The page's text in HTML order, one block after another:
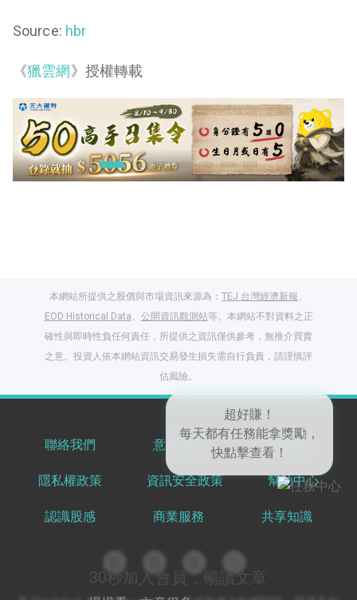
Source: hbr
《獵雲網》授權轉載
30秒加入會員，暢讀文章
本網站所提供之股價與市場資訊來源為： TEJ 台灣經濟新報
EOD Historical Data
公開資訊觀測站等。本網站不對資料之正
確性與即時性負任何責任，所提供之資訊僅供參考，無推介買賣
之意。投資人依本網站資訊交易發生損失需自行負責，請謹慎評
估風險。
聯絡我們 意見反饋 服務條款
隱私權政策 資訊安全政策 幫助中心
認識股感 商業服務 共享知識
登入股感會員，閱讀
任一文章
出國就缺這咖？股